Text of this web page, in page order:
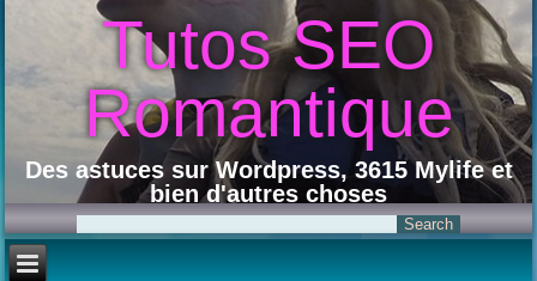
Tutos SEO
Romantique
Des astuces sur Wordpress, 3615 Mylife et
bien d'autres choses